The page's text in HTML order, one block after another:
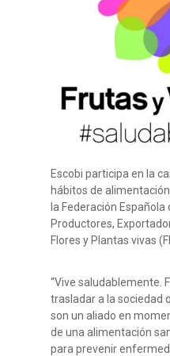
Escobi participa en la
hábitos de
la Federación Española
Productores,
Flores y Plantas vivas
“Vive saludablemente.
trasladar a la sociedad
son un aliado en
de una alimentación
para prevenir